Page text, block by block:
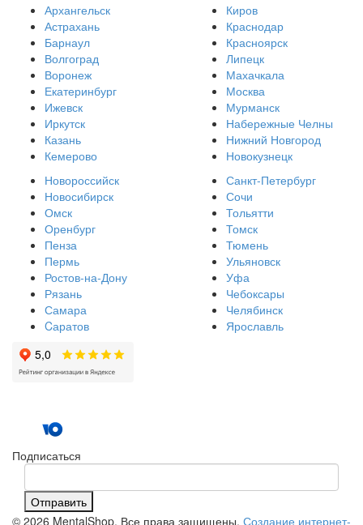
Архангельск
Астрахань
Барнаул
Волгоград
Воронеж
Екатеринбург
Ижевск
Иркутск
Казань
Кемерово
Киров
Краснодар
Красноярск
Липецк
Махачкала
Москва
Мурманск
Набережные Челны
Нижний Новгород
Новокузнецк
Новороссийск
Новосибирск
Омск
Оренбург
Пенза
Пермь
Ростов-на-Дону
Рязань
Самара
Cаратов
Санкт-Петербург
Сочи
Тольятти
Томск
Тюмень
Ульяновск
Уфа
Чебоксары
Челябинск
Ярославль
Подписаться
Отправить
© 2026 MentalShop. Все права защищены. Создание интернет-